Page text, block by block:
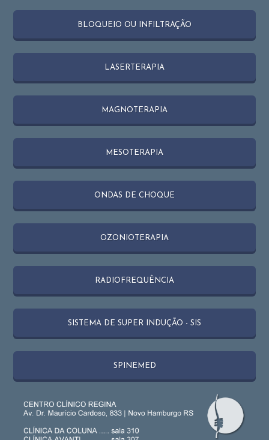
BLOQUEIO OU INFILTRAÇÃO
LASERTERAPIA
MAGNOTERAPIA
MESOTERAPIA
ONDAS DE CHOQUE
OZONIOTERAPIA
RADIOFREQUÊNCIA
SISTEMA DE SUPER INDUÇÃO - SIS
SPINEMED